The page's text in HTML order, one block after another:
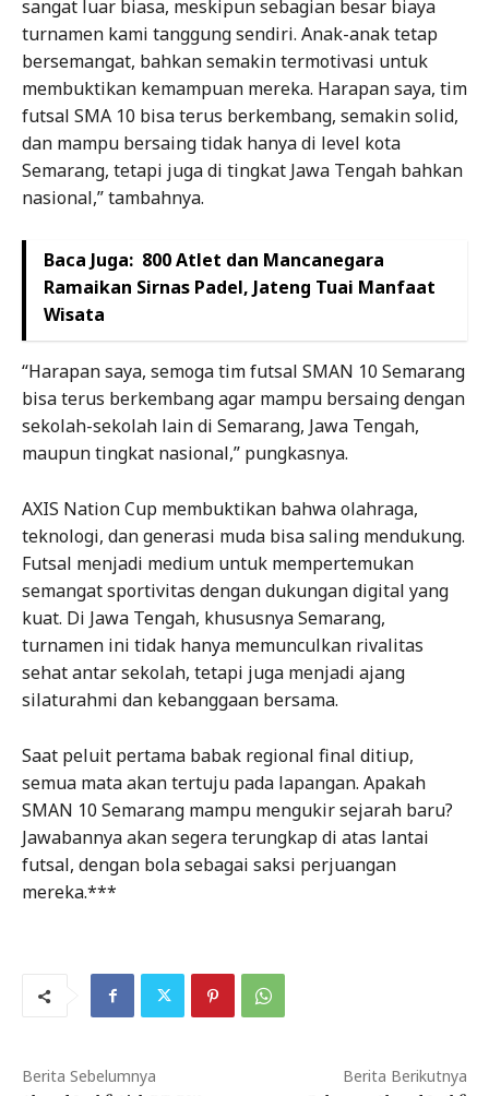
sangat luar biasa, meskipun sebagian besar biaya
turnamen kami tanggung sendiri. Anak-anak tetap
bersemangat, bahkan semakin termotivasi untuk
membuktikan kemampuan mereka. Harapan saya, tim
futsal SMA 10 bisa terus berkembang, semakin solid,
dan mampu bersaing tidak hanya di level kota
Semarang, tetapi juga di tingkat Jawa Tengah bahkan
nasional,” tambahnya.
Baca Juga: 800 Atlet dan Mancanegara
Ramaikan Sirnas Padel, Jateng Tuai Manfaat
Wisata
“Harapan saya, semoga tim futsal SMAN 10 Semarang
bisa terus berkembang agar mampu bersaing dengan
sekolah-sekolah lain di Semarang, Jawa Tengah,
maupun tingkat nasional,” pungkasnya.
AXIS Nation Cup membuktikan bahwa olahraga,
teknologi, dan generasi muda bisa saling mendukung.
Futsal menjadi medium untuk mempertemukan
semangat sportivitas dengan dukungan digital yang
kuat. Di Jawa Tengah, khususnya Semarang,
turnamen ini tidak hanya memunculkan rivalitas
sehat antar sekolah, tetapi juga menjadi ajang
silaturahmi dan kebanggaan bersama.
Saat peluit pertama babak regional final ditiup,
semua mata akan tertuju pada lapangan. Apakah
SMAN 10 Semarang mampu mengukir sejarah baru?
Jawabannya akan segera terungkap di atas lantai
futsal, dengan bola sebagai saksi perjuangan
mereka.***
Berita Sebelumnya Berita Berikutnya